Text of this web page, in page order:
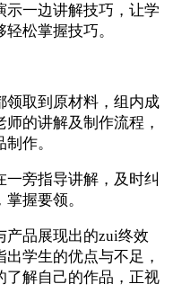
示一边讲解技巧，让学
松掌握技巧。
领取到原材料，组内成
的讲解及制作流程，
作。
旁指导讲解，及时纠
握要领。
产品展现出的zui终效
学生的优点与不足，
了解自己的作品，正视